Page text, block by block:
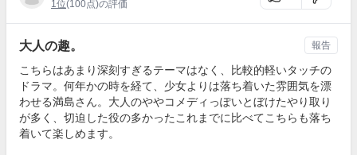
1位(100点)の評価
大人の趣。
こちらはあまり深刻すぎるテーマはなく、比較的軽いタッチの
ドラマ。何年かの時を経て、少女よりは落ち着いた雰囲気を漂
わせる満島さん。大人のややコメディっぽいとぼけたやり取り
が多く、切迫した役の多かったこれまでに比べてこちらも落ち
着いて楽しめます。
報告